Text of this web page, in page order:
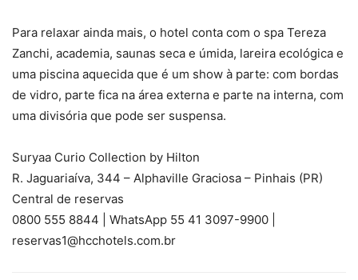
Para relaxar ainda mais, o hotel conta com o spa Tereza
Zanchi, academia, saunas seca e úmida, lareira ecológica e
uma piscina aquecida que é um show à parte: com bordas
de vidro, parte fica na área externa e parte na interna, com
uma divisória que pode ser suspensa.
Suryaa Curio Collection by Hilton
R. Jaguariaíva, 344 – Alphaville Graciosa – Pinhais (PR)
Central de reservas
0800 555 8844 | WhatsApp 55 41 3097-9900 |
reservas1@hcchotels.com.br